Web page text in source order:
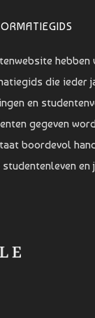
hebben
die ieder
en
gegeven
boordevol
en